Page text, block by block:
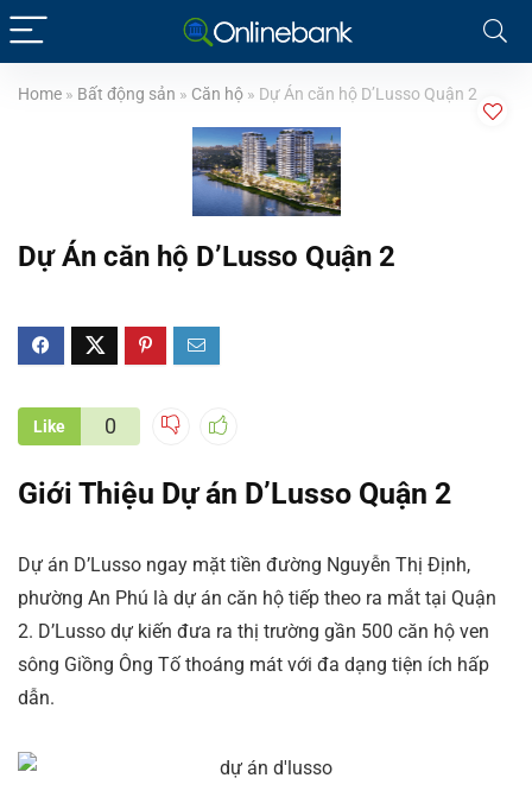
Home » Bất động sản » Căn hộ » Dự Án căn hộ D’Lusso Quận 2
Dự Án căn hộ D’Lusso Quận 2
Like 0
Giới Thiệu Dự án D’Lusso Quận 2
Dự án D’Lusso ngay mặt tiền đường Nguyễn Thị Định,
phường An Phú là dự án căn hộ tiếp theo ra mắt tại Quận
2. D’Lusso dự kiến đưa ra thị trường gần 500 căn hộ ven
sông Giồng Ông Tố thoáng mát với đa dạng tiện ích hấp
dẫn.